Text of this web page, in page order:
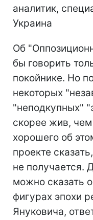
аналитик,
Украина
Об
бы говорить
покойнике. Но
некоторых
"неподкупных"
скорее жив,
хорошего об
проекте
не получается.
можно сказать
фигурах эпохи
Януковича,